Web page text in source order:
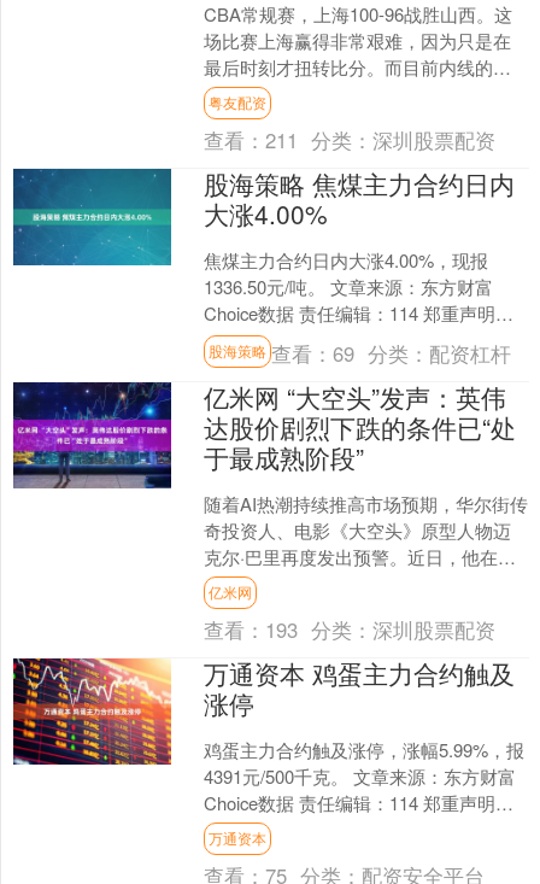
CBA常规赛，上海100-96战胜山西。这
场比赛上海赢得非常艰难，因为只是在
最后时刻才扭转比分。而目前内线的隐
患还是比较大的。因为王哲林和洛夫顿
这两个点的状态太....
粤友配资
查看：211 分类：深圳股票配资
股海策略 焦煤主力合约日内
大涨4.00%
焦煤主力合约日内大涨4.00%，现报
1336.50元/吨。 文章来源：东方财富
Choice数据 责任编辑：114 郑重声明：
东方财富发布此内容旨在传播更多信
息，....
股海策略 查看：69 分类： 配资杠杆
亿米网 “大空头”发声：英伟
达股价剧烈下跌的条件已“处
于最成熟阶段”
随着AI热潮持续推高市场预期，华尔街传
奇投资人、电影《大空头》原型人物迈
克尔·巴里再度发出预警。近日，他在社
交平台上发帖称，英伟达股价剧烈下跌
的条件已“处于最成....
亿米网
查看： 193 分类：深圳股票配资
万通资本 鸡蛋主力合约触及
涨停
鸡蛋主力合约触及涨停，涨幅5.99%，报
4391元/500千克。 文章来源：东方财富
Choice数据 责任编辑：114 郑重声明：
东方财富发布此内容旨在传播更多....
万通资本
查看：75 分类： 配资安全平台